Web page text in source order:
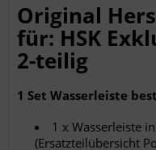
Original
für: HSK
2-teilig
1 Set Wasserleiste
1 x Wasserleiste
(Ersatzteilübersicht